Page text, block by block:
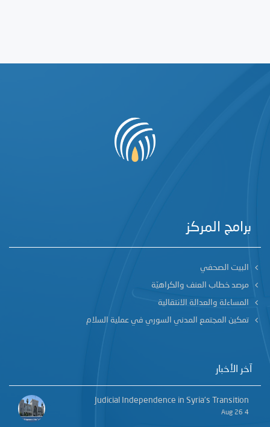
برامج المركز
البيت الصحفي
مرصد خطاب العنف والكراهيّة
المساءلة والعدالة الانتقالية
تمكين المجتمع المدني السوري في عملية السلام
آخر الأخبار
Judicial Independence in Syria’s Transition
4 Aug 26